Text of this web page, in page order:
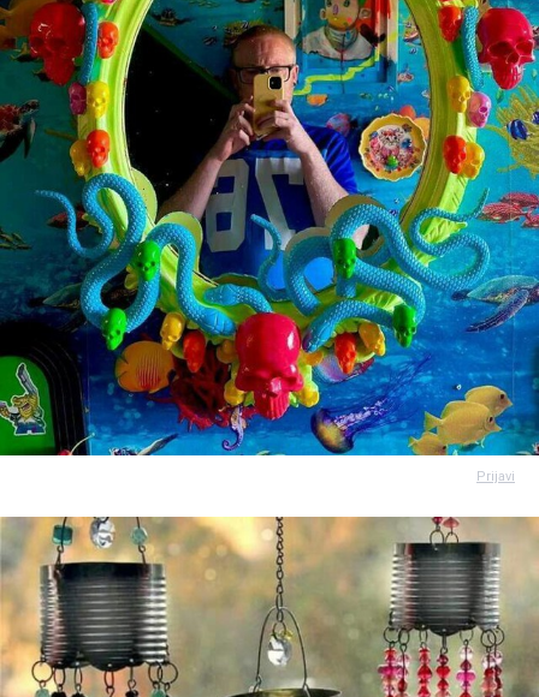
Prijavi